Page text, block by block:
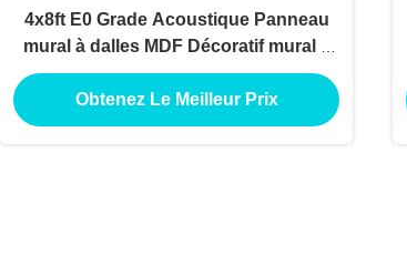
4x8ft E0 Grade Acoustique Panneau
mural à dalles MDF Décoratif mural à
dalles en bois
Obtenez Le Meilleur Prix